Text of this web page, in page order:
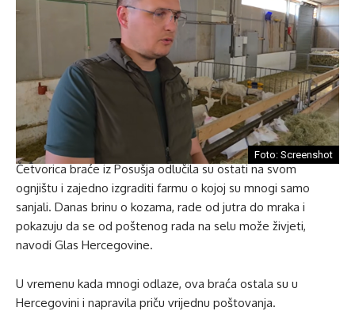
Foto: Screenshot
Četvorica braće iz Posušja odlučila su ostati na svom
ognjištu i zajedno izgraditi farmu o kojoj su mnogi samo
sanjali. Danas brinu o kozama, rade od jutra do mraka i
pokazuju da se od poštenog rada na selu može živjeti,
navodi Glas Hercegovine.
U vremenu kada mnogi odlaze, ova braća ostala su u
Hercegovini i napravila priču vrijednu poštovanja.